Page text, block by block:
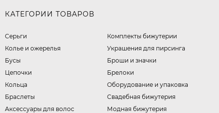
КАТЕГОРИИ ТОВАРОВ
Серьги
Колье и ожерелья
Бусы
Цепочки
Кольца
Браслеты
Аксессуары для волос
Комплекты бижутерии
Украшения для пирсинга
Броши и значки
Брелоки
Оборудование и упаковка
Свадебная бижутерия
Модная бижутерия